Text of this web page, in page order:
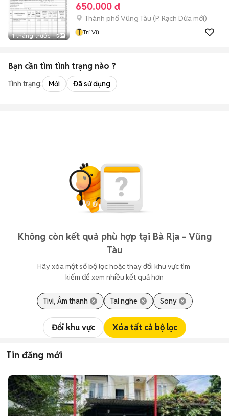
1 tháng trước 5
650.000 đ
Thành phố Vũng Tàu (P. Rạch Dừa mới)
T Trí Vũ
Bạn cần tìm tình trạng nào ?
Tình trạng: Mới Đã sử dụng
Không còn kết quả phù hợp tại Bà Rịa - Vũng
Tàu
Hãy xóa một số bộ lọc hoặc thay đổi khu vực tìm
kiếm để xem nhiều kết quả hơn
Tivi, Âm thanh Tai nghe Sony
Đổi khu vực Xóa tất cả bộ lọc
Tin đăng mới